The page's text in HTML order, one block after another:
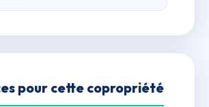
pour cette copropriété